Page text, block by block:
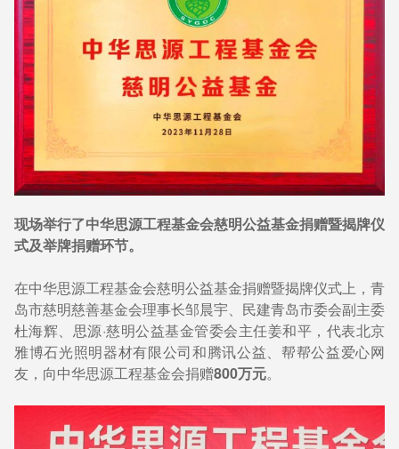
现场举行了中华思源工程基金会慈明公益基金捐赠暨揭牌仪
式及举牌捐赠环节。
在中华思源工程基金会慈明公益基金捐赠暨揭牌仪式上，青
岛市慈明慈善基金会理事长邹晨宇、民建青岛市委会副主委
杜海辉、思源·慈明公益基金管委会主任姜和平，代表北京
雅博石光照明器材有限公司和腾讯公益、帮帮公益爱心网
友，向中华思源工程基金会捐赠800万元。